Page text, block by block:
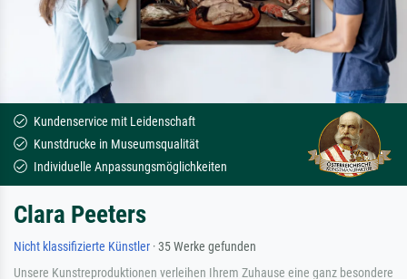
Kundenservice mit Leidenschaft
Kunstdrucke in Museumsqualität
Individuelle Anpassungsmöglichkeiten
Clara Peeters
Nicht klassifizierte Künstler · 35 Werke gefunden
Unsere Kunstreproduktionen verleihen Ihrem Zuhause eine ganz besondere